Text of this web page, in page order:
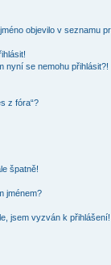
objevilo v seznamu
nyní se nemohu přihlásit?!
z fóra“?
špatně!
jménem?
jsem vyzván k přihlášení!